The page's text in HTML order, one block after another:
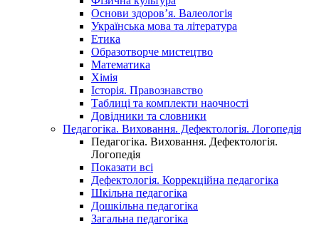
Основи здоров’я. Валеологія
Українська мова та література
Етика
Образотворче мистецтво
Математика
Хімія
Історія. Правознавство
Таблиці та комплекти наочності
Довідники та словники
Педагогіка. Виховання. Дефектологія. Логопедія
Педагогіка. Виховання. Дефектологія.
Логопедія
Показати всі
Дефектологія. Коррекційна педагогіка
Шкільна педагогіка
Дошкільна педагогіка
Загальна педагогіка